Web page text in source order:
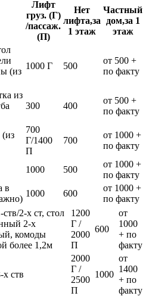
Лифт
груз. (Г)
/пассаж.
(П)
Нет
лифта,за
1 этаж
Частный
дом,за 1
этаж
(из
1000 Г 500
от 500 +
по факту
из
300 400
от 500 +
по факту
700
Г/1400
П
700
от 1000 +
по факту
1000 500
от 1000 +
по факту
в
1000 600
от 1000 +
по факту
2-х ст, стол
2-х
комоды
более 1,2м
1200
Г /
2000
П
600
от
1000
+ по
факту
ств
2000
Г /
2500
П
1000
от
1400
+ по
факту